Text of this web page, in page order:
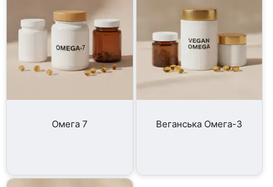
Омега 7 Веганська Омега-3